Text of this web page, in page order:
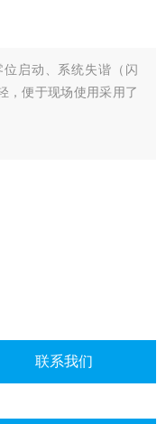
启动、系统失谐（闪
，便于现场使用采用了
联系我们